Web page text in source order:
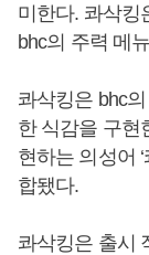
미한다. 콰삭킹
bhc의 주력 메
콰삭킹은 bhc
한 식감을 구현
현하는 의성어 ‘
합됐다.
콰삭킹은 출시